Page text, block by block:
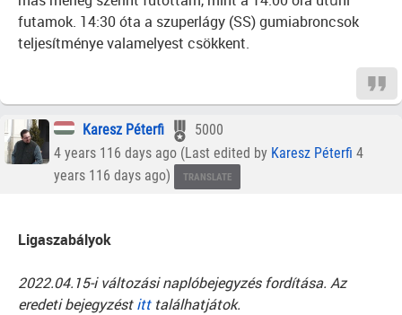
futamok. 14:30 óta a szuperlágy (SS) gumiabroncsok
teljesítménye valamelyest csökkent.
Karesz Péterfi
5000
4 years 116 days ago (Last edited by Karesz Péterfi 4
years 116 days ago)
TRANSLATE
Ligaszabályok
2022.04.15-i változási naplóbejegyzés fordítása. Az
eredeti bejegyzéstitttalálhatjátok.